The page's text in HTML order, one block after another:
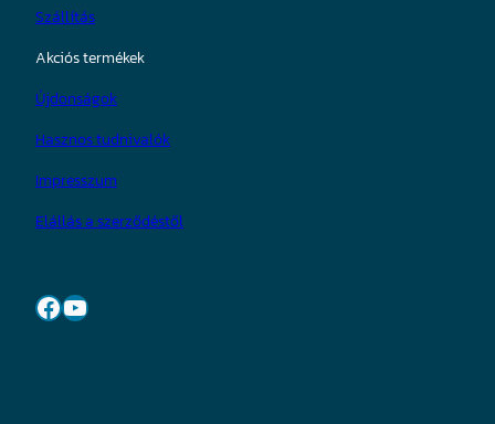
Szállítás
Akciós termékek
Újdonságok
Hasznos tudnivalók
Impresszum
Elállás a szerződéstől
Facebook YouTube